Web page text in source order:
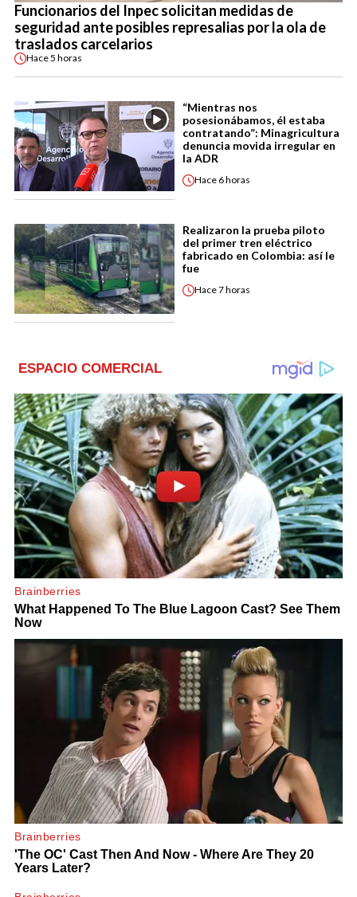
Funcionarios del Inpec solicitan medidas de
seguridad ante posibles represalias por la ola de
traslados carcelarios
Hace5 horas
“Mientras nos
posesionábamos, él estaba
contratando”: Minagricultura
denuncia movida irregular en
la ADR
Hace 6 horas
Realizaron la prueba piloto
del primer tren eléctrico
fabricado en Colombia: así le
fue
Hace7 horas